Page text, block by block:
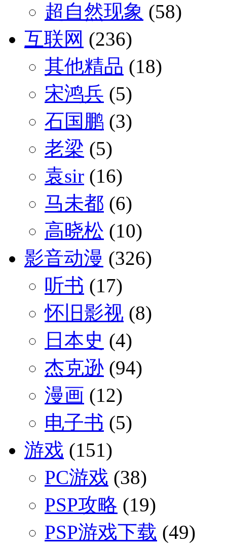
超自然现象 (58)
互联网 (236)
其他精品 (18)
宋鸿兵 (5)
石国鹏 (3)
老梁 (5)
袁sir (16)
马未都 (6)
高晓松 (10)
影音动漫 (326)
听书 (17)
怀旧影视 (8)
日本史 (4)
杰克逊 (94)
漫画 (12)
电子书 (5)
游戏 (151)
PC游戏 (38)
PSP攻略 (19)
PSP游戏下载 (49)